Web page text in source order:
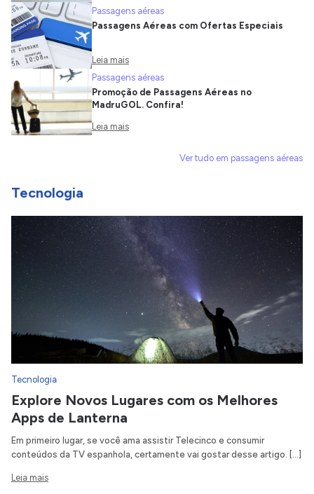
Passagens aéreas
Passagens Aéreas com Ofertas Especiais
Leia mais
Passagens aéreas
Promoção de Passagens Aéreas no
MadruGOL. Confira!
Leia mais
Ver tudo em passagens aéreas
Tecnologia
Tecnologia
Explore Novos Lugares com os Melhores
Apps de Lanterna
Em primeiro lugar, se você ama assistir Telecinco e consumir
conteúdos da TV espanhola, certamente vai gostar desse artigo. […]
Leia mais